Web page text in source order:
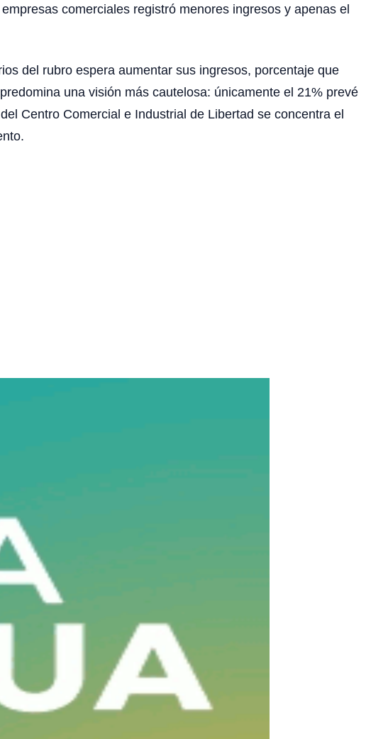
comerciales registró menores ingresos y apenas el
del rubro espera aumentar sus ingresos, porcentaje que
una visión más cautelosa: únicamente el 21% prevé
Centro Comercial e Industrial de Libertad se concentra el